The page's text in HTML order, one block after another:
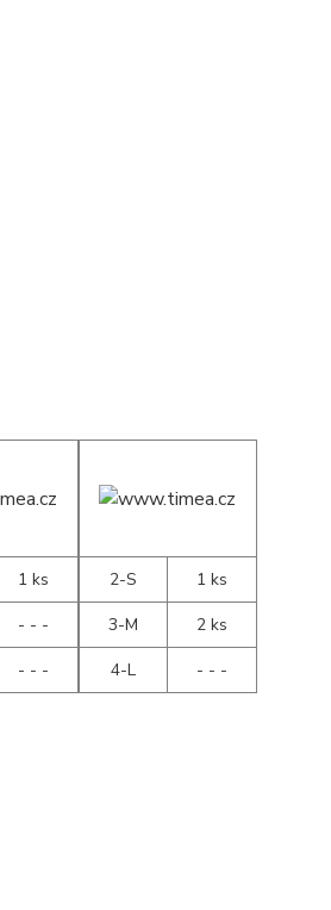
1 ks
- - -
- - -
2-S
1 ks
3-M
2 ks
4-L
- - -